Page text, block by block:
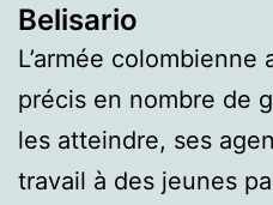
Belisario
L’armée
précis en nombre de
les atteindre, ses
travail à des jeunes